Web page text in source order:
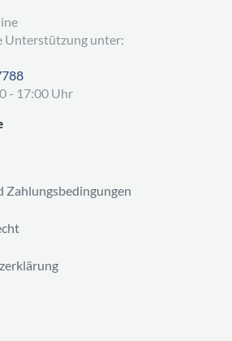
Unterstützung unter:
- 17:00 Uhr
Zahlungsbedingungen